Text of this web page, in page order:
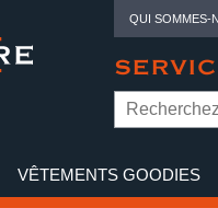
QUI SOMMES-
VÊTEMENTS GOODIES